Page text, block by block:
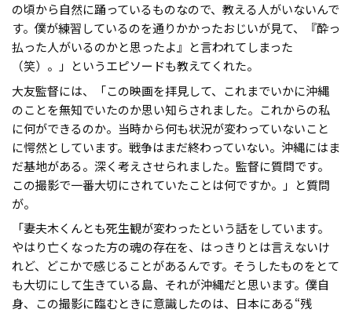
の頃から自然に踊っているものなので、教える人がいないんで
す。僕が練習しているのを通りかかったおじいが見て、『酔っ
払った人がいるのかと思ったよ』と言われてしまった
（笑）。」というエピソードも教えてくれた。
大友監督には、「この映画を拝見して、これまでいかに沖縄
のことを無知でいたのか思い知らされました。これからの私
に何ができるのか。当時から何も状況が変わっていないこと
に愕然としています。戦争はまだ終わっていない。沖縄にはま
だ基地がある。深く考えさせられました。監督に質問です。
この撮影で一番大切にされていたことは何ですか。」と質問
が。
「妻夫木くんとも死生観が変わったという話をしています。
やはり亡くなった方の魂の存在を、はっきりとは言えないけ
れど、どこかで感じることがあるんです。そうしたものをとて
も大切にして生きている島、それが沖縄だと思います。僕自
身、この撮影に臨むときに意識したのは、日本にある“残